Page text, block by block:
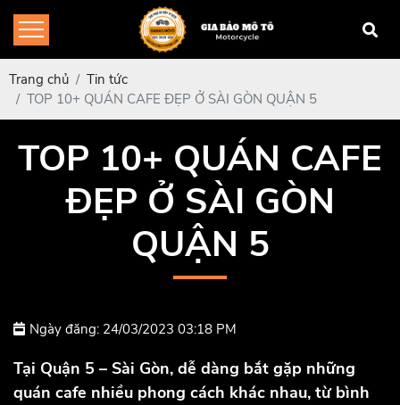
Trang chủ
Tin tức
TOP 10+ QUÁN CAFE ĐẸP Ở SÀI GÒN QUẬN 5
TOP 10+ QUÁN CAFE
ĐẸP Ở SÀI GÒN
QUẬN 5
Ngày đăng: 24/03/2023 03:18 PM
Tại Quận 5 – Sài Gòn, dễ dàng bắt gặp những
quán cafe nhiều phong cách khác nhau, từ bình